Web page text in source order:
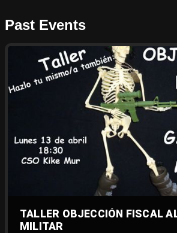
Past Events
TALLER OBJECCIÓN FISCAL
MILITAR